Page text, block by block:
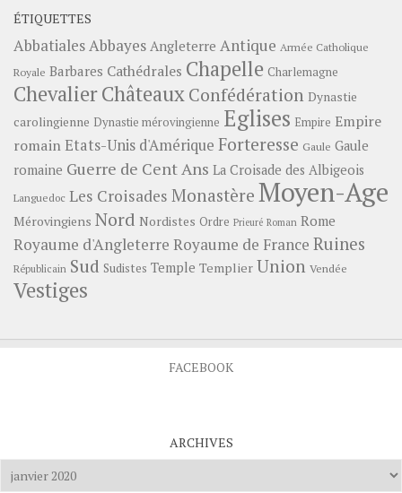
ÉTIQUETTES
AbbatialesAbbayes Angleterre Antique Armée Catholique
Royale Barbares Cathédrales Chapelle Charlemagne
ChevalierChâteauxConfédération Dynastie
carolingienne Dynastie mérovingienne Eglises Empire Empire
romainEtats-Unis d'Amérique Forteresse Gaule Gaule
romaine Guerre de Cent Ans La Croisade des Albigeois
Languedoc Les Croisades Monastère Moyen-Age
Mérovingiens Nord Nordistes Ordre Prieuré Roman Rome
Royaume d'Angleterre Royaume de France Ruines
Républicain Sud Sudistes Temple Templier Union Vendée
Vestiges
FACEBOOK
ARCHIVES
Archives